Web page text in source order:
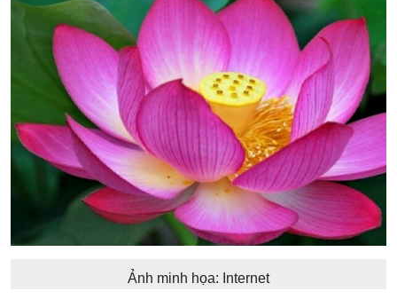
Ảnh minh họa: Internet